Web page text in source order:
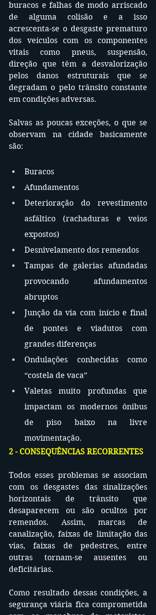
buracos e falhas de modo arriscado
de alguma colisão e a isso
acrescenta-se o desgaste prematuro
dos veículos com os componentes
vitais como pneus, suspensão,
direção que têm a desvalorização
pelos danos estruturais que se
degradam o pelo trânsito constante
em condições adversas.
Salvas as poucas exceções, o que se
observam na cidade basicamente
são:
Buracos
Afundamentos
Deterioração do revestimento
asfáltico (rachaduras e veios
expostos)
Desnivelamento dos remendos
Tampas de galerias afundadas
provocando afundamentos
abruptos
Junção da via com início e final
de pontes e viadutos com
grandes diferenças
Ondulações conhecidas como
“costela de vaca”
Valetas muito profundas que
impactam os modernos ônibus
de piso baixo na livre
movimentação.
2 - CONSEQUÊNCIAS RECORRENTES
Todos esses problemas se associam
com os desgastes das sinalizações
horizontais de trânsito que
desaparecem ou são ocultos por
remendos. Assim, marcas de
canalização, faixas de limitação das
vias, faixas de pedestres, entre
outras tornam-se ausentes ou
deficitárias.
Como resultado dessas condições, a
segurança viária fica comprometida